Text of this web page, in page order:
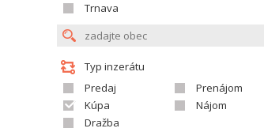
Trnava
Typ inzerátu
Predaj
Prenájom
Kúpa
Nájom
Dražba